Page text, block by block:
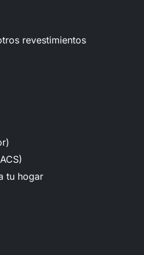
revestimientos
tu hogar